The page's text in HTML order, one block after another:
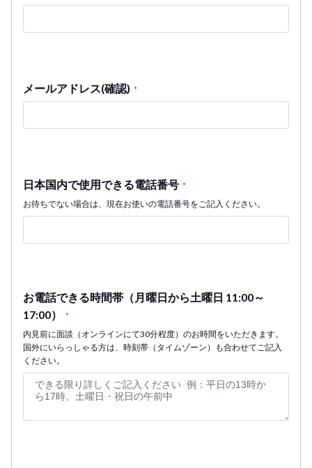
メールアドレス(確認) *
日本国内で使用できる電話番号 *
お待ちでない場合は、現在お使いの電話番号をご記入ください。
お電話できる時間帯（月曜日から土曜日 11:00～
17:00）
*
内見前に面談（オンラインにて30分程度）のお時間をいただきます。
国外にいらっしゃる方は、時刻帯（タイムゾーン）も合わせてご記入
ください。